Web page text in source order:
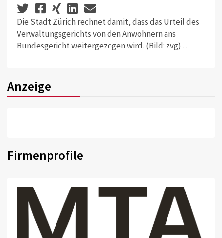
Die Stadt Zürich rechnet damit, dass das Urteil des
Verwaltungsgerichts von den Anwohnern ans
Bundesgericht weitergezogen wird. (Bild: zvg) ...
Anzeige
Firmenprofile